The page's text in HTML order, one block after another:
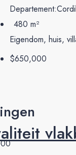
Departement:
480 m²
Eigendom, huis,
$650,000